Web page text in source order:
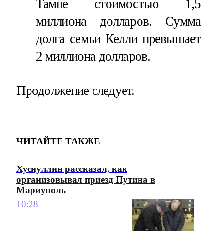
Тампе стоимостью 1,5
миллиона долларов. Сумма
долга семьи Келли превышает
2 миллиона долларов.
Продолжение следует.
ЧИТАЙТЕ ТАКЖЕ
Хуснуллин рассказал, как
организовывал приезд Путина в
Мариуполь
10:28